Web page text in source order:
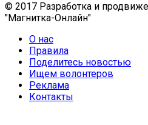
© 2017 Разработка и
"Магнитка-Онлайн"
О нас
Правила
Поделитесь новостью
Ищем волонтеров
Реклама
Контакты